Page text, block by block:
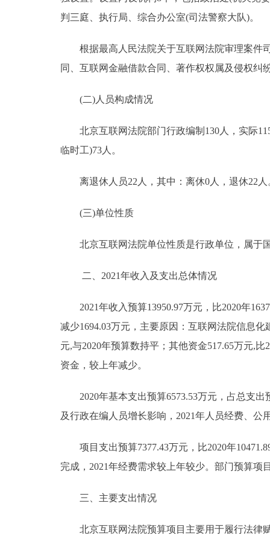
判三庭、执行局、综合办公室(司法警察大队)。
根据最高人民法院关于互联网法院审理案件司
同、互联网金融借款合同、著作权权属及侵权纠
(二)人员构成情况
北京互联网法院部门行政编制130人，实际
临时工)73人。
离退休人员22人，其中：离休0人，退休22人
(三)单位性质
北京互联网法院单位性质是行政单位，属于
二、2021年收入及支出总体情况
2021年收入预算13950.97万元，比2020年
减少1694.03万元，主要原因：互联网法院信息
元,与2020年预算数持平；其他资金517.65万元,
资金，较上年减少。
2020年基本支出预算6573.53万元，占总支出
及行政在编人员增长影响，2021年人员经费、公
项目支出预算7377.43万元，比2020年
完成，2021年经费需求较上年较少。部门预算
三、主要支出情况
北京互联网法院预算项目主要用于履行法律赋